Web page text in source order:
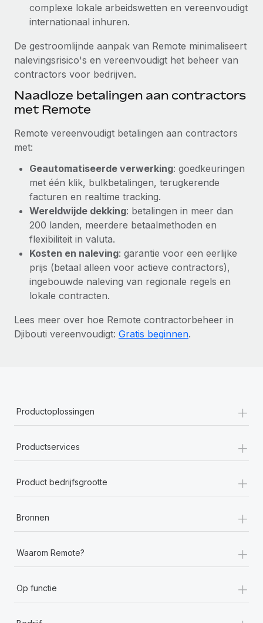
beheert met Remote
Phiture, een toonaangevende leider in de wereldwijde
Meer informatie
complexe lokale arbeidswetten en vereenvoudigt
internationaal inhuren.
De gestroomlijnde aanpak van Remote minimaliseert
nalevingsrisico's en vereenvoudigt het beheer van
contractors voor bedrijven.
Naadloze betalingen aan contractors
met Remote
Remote vereenvoudigt betalingen aan contractors
met:
Geautomatiseerde verwerking: goedkeuringen
met één klik, bulkbetalingen, terugkerende
facturen en realtime tracking.
Wereldwijde dekking: betalingen in meer dan
200 landen, meerdere betaalmethoden en
flexibiliteit in valuta.
Kosten en naleving: garantie voor een eerlijke
prijs (betaal alleen voor actieve contractors),
ingebouwde naleving van regionale regels en
lokale contracten.
Lees meer over hoe Remote contractorbeheer in
Djibouti vereenvoudigt: Gratis beginnen.
Productoplossingen +
Productservices +
Product bedrijfsgrootte +
Bronnen +
Waarom Remote? +
Op functie +